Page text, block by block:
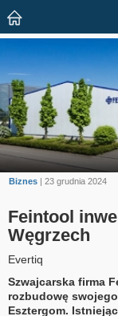
Biznes | 23 grudnia 2024
Feintool
Węgrzech
Evertiq
Szwajcarska firma
rozbudowę
Esztergom.